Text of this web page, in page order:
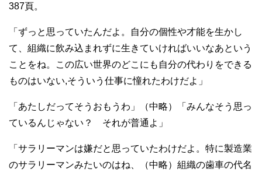
387頁。
「ずっと思っていたんだよ。自分の個性や才能を生かし
て、組織に飲み込まれずに生きていければいいなあという
ことをね。この広い世界のどこにも自分の代わりをできる
ものはいない,そういう仕事に憧れたわけだよ」
「あたしだってそうおもうわ」（中略）「みんなそう思っ
ているんじゃない？ それが普通よ」
「サラリーマンは嫌だと思っていたわけだよ。特に製造業
のサラリーマンみたいのはね、（中略）組織の歯車の代名